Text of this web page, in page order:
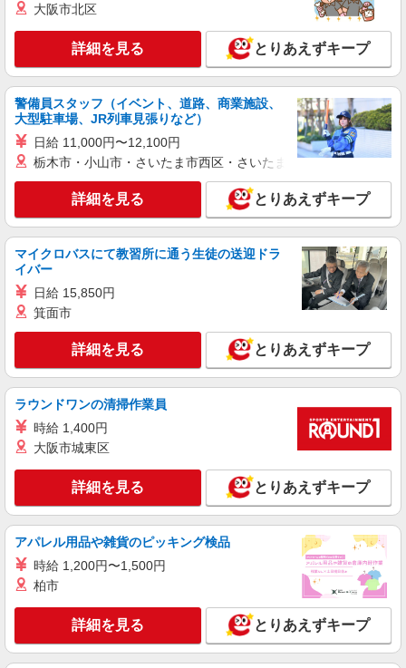
株式会社シエロ
月給207900円〜260200円（経験・能力によ
る） 資格手当（1〜6万円）賞与年2回（6月・12
月・実績最高5.4カ月分） 未経験から入社半年で
年収400万円以上への昇給実績あり ※残業代支給
★交通費別途支給（規定あり） ゜+゜・。○。・゜
+゜・。○。・゜+゜ 入社祝い金10万円支給(規定
有) お友達を紹介頂くと, インセンティブ支給(規定
有) ゜・。○。・゜+゜・。○。・゜+゜
愛知県稲沢市のsoftbankショップ
キープ 詳細を見る
紹介予定派遣
【softbank】の携帯販売スタッフ
時給1400〜1600円（経験・能力による） ※残
業代支給 ★交通費別途支給（規定あり） ゜
+゜・。○。・゜+゜・。○。・゜+゜ 入社祝い金10
有）★ ゜・。○。・゜+゜・。○。・゜+゜
詳細を見る
株式会社シエロ
【au】人気機種に詳しくなれる携帯販売
時給1400〜1600円（経験・能力による） ※残
業代支給 ★交通費別途支給（規定あり） ゜
ィブ支給(規定有) ★月2回払い・週払い可能（規程
有）★ ゜・。○。・゜+゜・。○。・゜+゜
キープ 詳細を見る
株式会社シエロ
【softbank】人気機種に詳しくなれる携帯販
月給220000円〜 ※残業代支給 ★交通費別途支
給（規定あり） ゜+゜・。○。・゜+゜・。
○。・゜+゜ 入社祝い金10万円支給(規定有) お友達
を紹介頂くと, インセンティブ支給(規定有) ゜・。
愛知県稲沢市のsoftbankショップ
大阪市北区
詳細を見る とりあえずキープ
警備員スタッフ（イベント、道路、商業施設、
大型駐車場、JR列車見張りなど）
日給 11,000円〜12,100円
栃木市・小山市・さいたま市西区・さいたま市岩槻区・久喜市・
詳細を見る とりあえずキープ
マイクロバスにて教習所に通う生徒の送迎ドラ
イバー
日給 15,850円
箕面市
詳細を見る とりあえずキープ
ラウンドワンの清掃作業員
時給 1,400円
大阪市城東区
詳細を見る とりあえずキープ
アパレル用品や雑貨のピッキング検品
時給 1,200円〜1,500円
柏市
詳細を見る とりあえずキープ